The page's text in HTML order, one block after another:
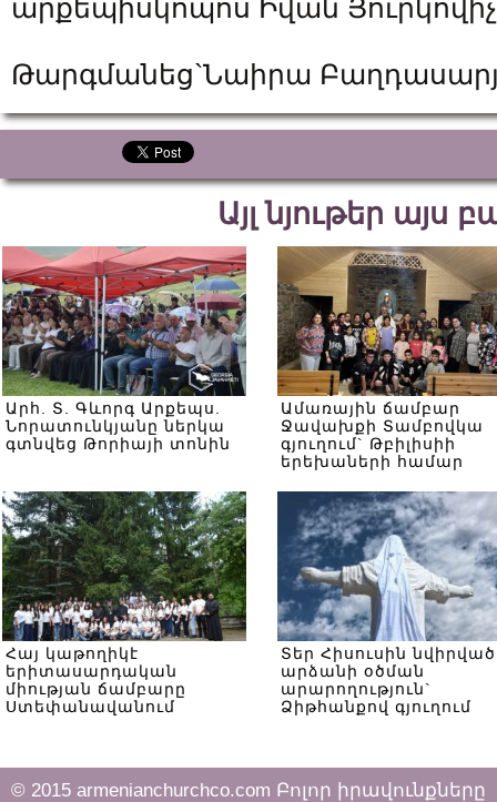
արքեպիսկոպոս Իվան
Թարգմանեց`Նաիրա
Այլ նյութեր այս
Արհ. Տ. Գևորգ Արքեպս.
Նորատունկյանը ներկա
գտնվեց Թորիայի տոնին
Ամառային ճամբար
Ջավախքի Տամբովկա
գյուղում` Թբիլիսիի
երեխաների համար
Հայ կաթողիկէ
երիտասարդական
միության ճամբարը
Ստեփանավանում
Տեր Հիսուսին նվիրված
արձանի օծման
արարողություն`
Ձիթհանքով գյուղում
© 2015 armenianchurchco.com Բոլոր իրավունքները